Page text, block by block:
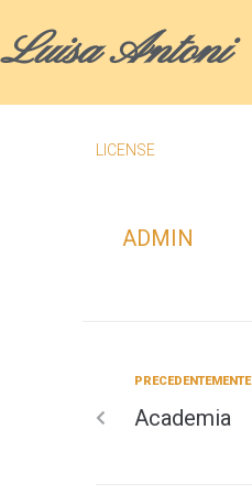
Luisa Antoni
LICENSE
ADMIN
PRECEDENTEMENTE
Academia